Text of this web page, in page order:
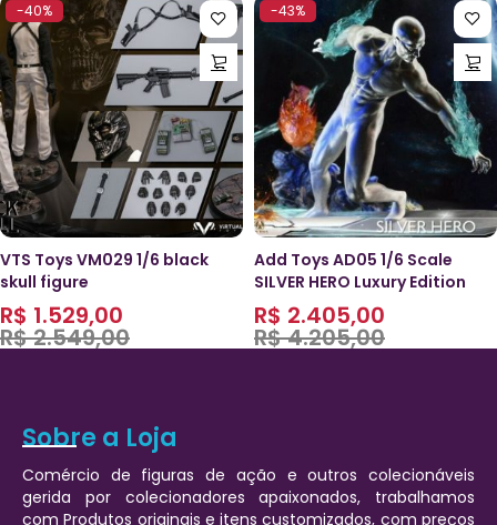
-40%
VTS Toys VM029 1/6 black
skull figure
R$2.549,00
R$ 1.529,00
-43%
Add Toys AD05 1/6 Scale
SILVER HERO Luxury Edition
R$4.205,00
R$ 2.405,00
Sobre a Loja
Comércio de figuras de ação e outros colecionáveis
gerida por colecionadores apaixonados, trabalhamos
com Produtos originais e itens customizados, com preços